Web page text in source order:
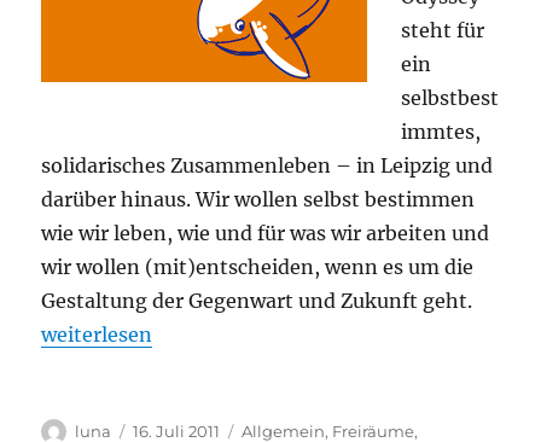
steht für
ein
selbstbest
immtes,
solidarisches Zusammenleben – in Leipzig und
darüber hinaus. Wir wollen selbst bestimmen
wie wir leben, wie und für was wir arbeiten und
wir wollen (mit)entscheiden, wenn es um die
Gestaltung der Gegenwart und Zukunft geht.
„Global Space Odyssey 2011 – Kulturpolitische
weiterlesen
Autor
luna
Veröffentlicht
16. Juli 2011 Kategorien
Allgemein, Freiräume,